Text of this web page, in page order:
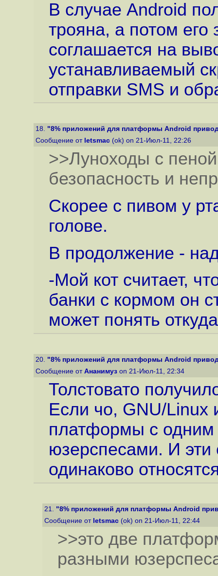
В случае Android
трояна, а потом его
соглашается на
устанавливаемый
отправки SMS и
18. "8% приложений для платформы Android
Сообщение от letsmac (ok) on 21-Июл-11, 22:26
>>Луноходы с
безопасность и
Скорее с пивом у
голове.
В продолжение -
-Мой кот считает,
банки с кормом он
может понять
20. "8% приложений для платформы Android
Сообщение от Ананимуз on 21-Июл-11, 22:34
Толстовато
Если чо, GNU/Linux
платформы с
юзерспесами. И
одинаково
21. "8% приложений для платформы Android
Сообщение от letsmac (ok) on 21-Июл-11, 22:44
>>это две
разными